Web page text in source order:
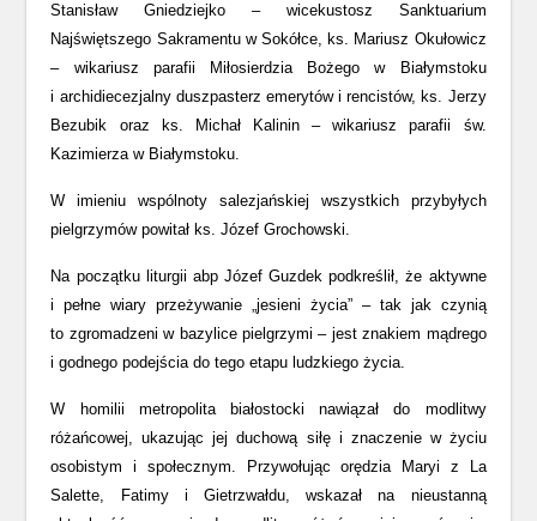
Stanisław Gniedziejko – wicekustosz Sanktuarium
Najświętszego Sakramentu w Sokółce, ks. Mariusz Okułowicz
– wikariusz parafii Miłosierdzia Bożego w Białymstoku
i archidiecezjalny duszpasterz emerytów i rencistów, ks. Jerzy
Bezubik oraz ks. Michał Kalinin – wikariusz parafii św.
Kazimierza w Białymstoku.
W imieniu wspólnoty salezjańskiej wszystkich przybyłych
pielgrzymów powitał ks. Józef Grochowski.
Na początku liturgii abp Józef Guzdek podkreślił, że aktywne
i pełne wiary przeżywanie „jesieni życia” – tak jak czynią
to zgromadzeni w bazylice pielgrzymi – jest znakiem mądrego
i godnego podejścia do tego etapu ludzkiego życia.
W homilii metropolita białostocki nawiązał do modlitwy
różańcowej, ukazując jej duchową siłę i znaczenie w życiu
osobistym i społecznym. Przywołując orędzia Maryi z La
Salette, Fatimy i Gietrzwałdu, wskazał na nieustanną